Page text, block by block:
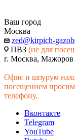
Ваш город
Москва
zed@kirpich-
ПВЗ (не для
г. Москва, Мажоров
Офис и шоурум
посещением просим
телефону.
Вконтакте
Telegram
YouTube